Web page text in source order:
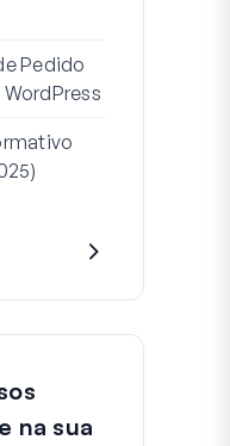
Pedido
na sua